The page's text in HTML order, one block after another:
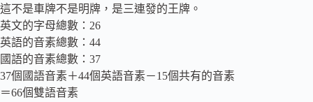
這不是車牌不是明牌，是三連發的王牌。
英文的字母總數：26
英語的音素總數：44
國語的音素總數：37
37個國語音素＋44個英語音素－15個共有的音素
＝66個雙語音素